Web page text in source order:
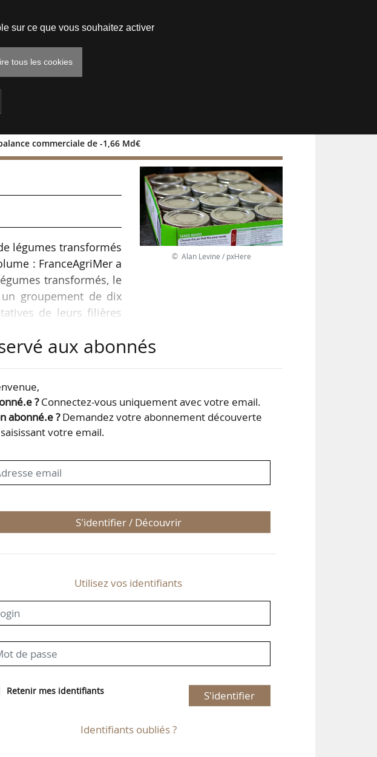
commerciale de -1,66 Md€
2023 (+39 % vs
légumes transformés
: FranceAgriMer a
transformés, le
un groupement de dix
de leurs filières
fraise, framboise,
© Alan Levine / pxHere
aux abonnés
?Connectez-vous uniquement avec votre email.
abonné.e ?Demandez votre abonnement découverte
votre email.
S'identifier / Découvrir
Utilisez vos identifiants
Retenir mes identifiants S'identifier
Identifiants oubliés ?
sur ce que vous souhaitez activer
tous les cookies